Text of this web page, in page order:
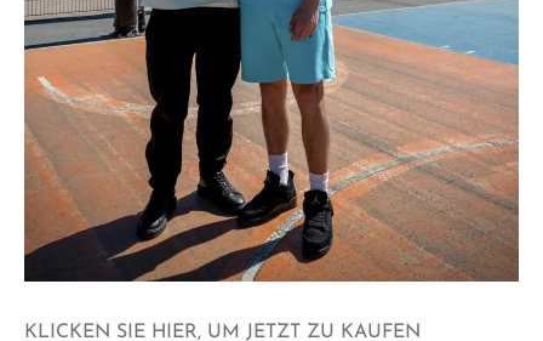
KLICKEN SIE HIER, UM JETZT ZU KAUFEN